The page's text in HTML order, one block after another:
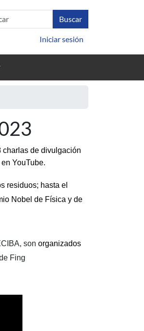
Iniciar sesión
charlas de divulgación
YouTube.
residuos; hasta el
Nobel de Física y de
son organizados
Fing